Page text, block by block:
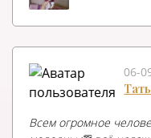
06-
Всем огромное